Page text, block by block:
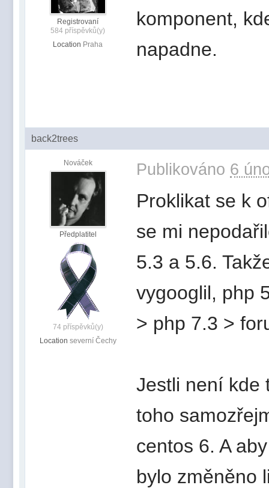
Registrovaní
584 příspěvků(y)
Location Praha
komponent,
napadne.
back2trees
Nováček
Předplatitel
74 příspěvků(y)
Location severní Čechy
Publikováno 6
Proklikat se k
se mi
5.3 a 5.6.
vygooglil, php
> php 7.3 >
Jestli není kde
toho
centos 6. A
bylo změněno